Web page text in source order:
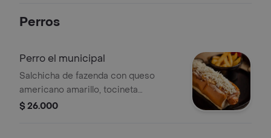
Perros
Perro el municipal
Salchicha de fazenda con queso
americano amarillo, tocineta
ahumada, salsa de piña, tártara y papa
$ 26.000